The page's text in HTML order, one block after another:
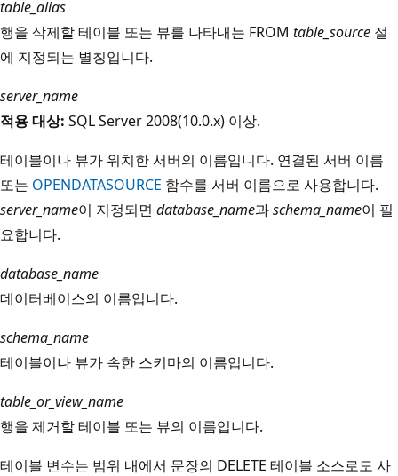
table_alias
행을 삭제할 테이블 또는 뷰를 나타내는 FROM table_source 절
에 지정되는 별칭입니다.
server_name
적용 대상: SQL Server 2008(10.0.x) 이상.
테이블이나 뷰가 위치한 서버의 이름입니다. 연결된 서버 이름
또는 OPENDATASOURCE 함수를 서버 이름으로 사용합니다.
server_name이 지정되면 database_name과schema_name이 필
요합니다.
database_name
데이터베이스의 이름입니다.
schema_name
테이블이나 뷰가 속한 스키마의 이름입니다.
table_or_view_name
행을 제거할 테이블 또는 뷰의 이름입니다.
테이블 변수는 범위 내에서 문장의 DELETE 테이블 소스로도 사